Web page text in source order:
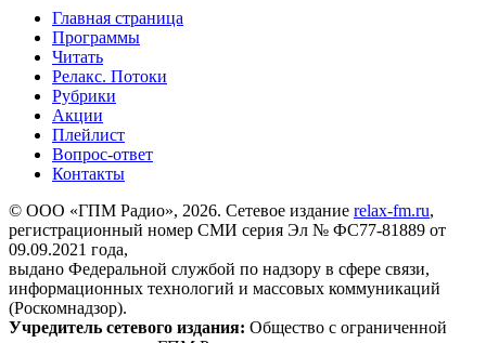
Главная страница
Программы
Читать
Релакс. Потоки
Рубрики
Акции
Плейлист
Вопрос-ответ
Контакты
© ООО «ГПМ Радио», 2026. Сетевое издание relax-fm.ru,
регистрационный номер СМИ серия Эл № ФС77-81889 от
09.09.2021 года,
выдано Федеральной службой по надзору в сфере связи,
информационных технологий и массовых коммуникаций
(Роскомнадзор).
Учредитель сетевого издания: Общество с ограниченной